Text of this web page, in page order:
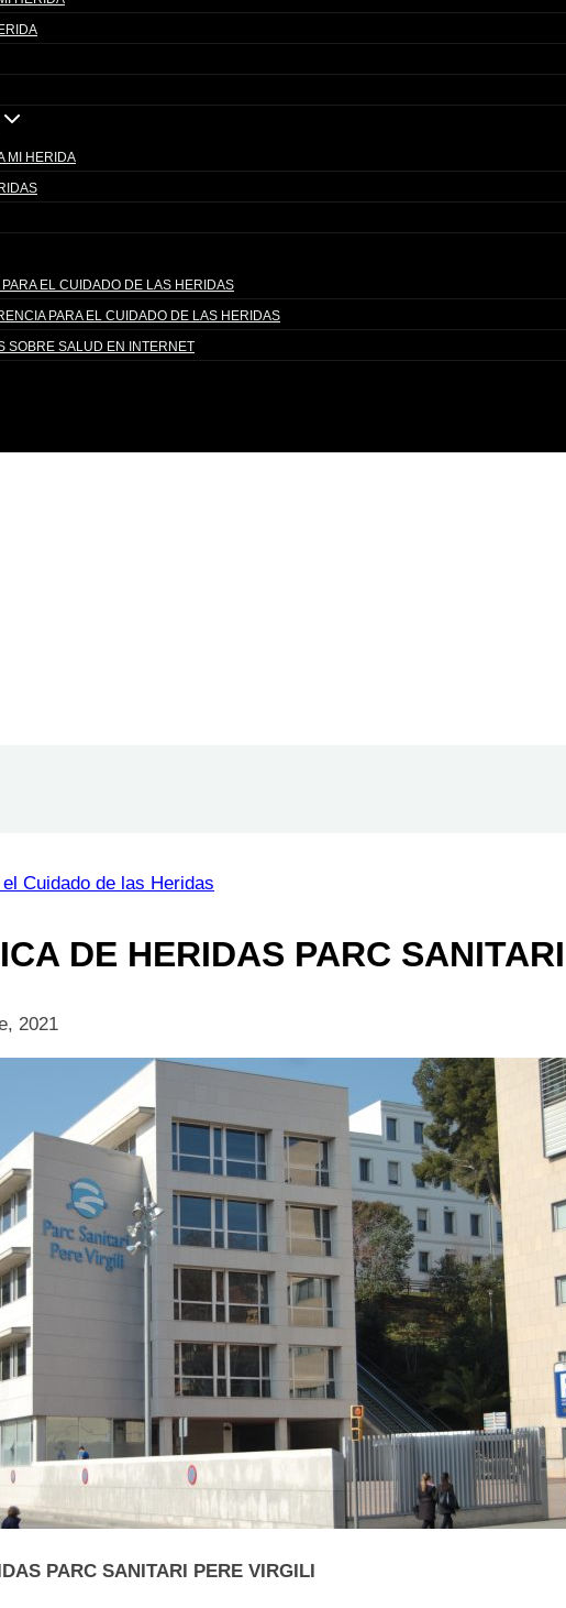
MI HERIDA
EL CUIDADO DE LAS HERIDAS
PARA EL CUIDADO DE LAS HERIDAS
SOBRE SALUD EN INTERNET
Cuidado de las Heridas
DE HERIDAS PARC
2021
PARC SANITARI PERE VIRGILI